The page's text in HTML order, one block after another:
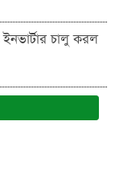
চালু করল